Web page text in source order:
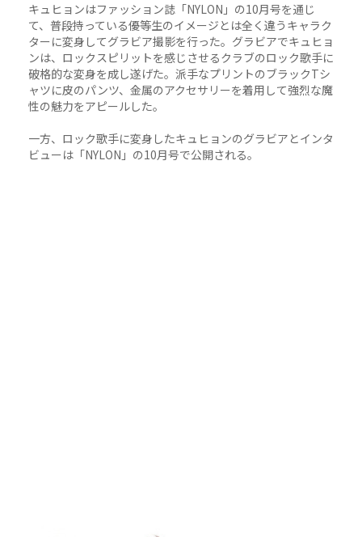
キュヒョンはファッション誌「NYLON」の10月号を通じ
て、普段持っている優等生のイメージとは全く違うキャラク
ターに変身してグラビア撮影を行った。グラビアでキュヒョ
ンは、ロックスピリットを感じさせるクラブのロック歌手に
破格的な変身を成し遂げた。派手なプリントのブラックTシ
ャツに皮のパンツ、金属のアクセサリーを着用して強烈な魔
性の魅力をアピールした。
一方、ロック歌手に変身したキュヒョンのグラビアとインタ
ビューは「NYLON」の10月号で公開される。